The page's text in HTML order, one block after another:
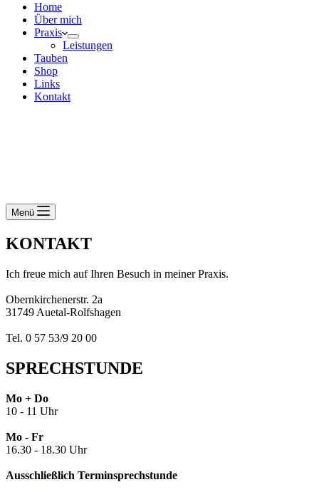
Home
Über mich
Praxis
Leistungen
Tauben
Shop
Links
Kontakt
Menü
KONTAKT
Ich freue mich auf Ihren Besuch in meiner Praxis.
Obernkirchenerstr. 2a
31749 Auetal-Rolfshagen
Tel. 0 57 53/9 20 00
SPRECHSTUNDE
Mo + Do
10 - 11 Uhr
Mo - Fr
16.30 - 18.30 Uhr
Ausschließlich Terminsprechstunde